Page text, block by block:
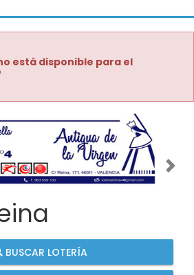
está disponible para el
BUSCAR LOTERÍA